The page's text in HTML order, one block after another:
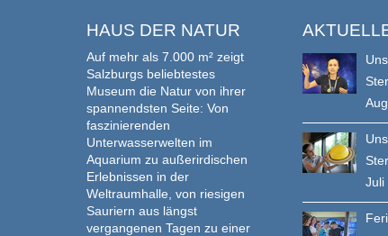
HAUS DER NATUR
Auf mehr als 7.000 m² zeigt
Salzburgs beliebtestes
Museum die Natur von ihrer
spannendsten Seite: Von
faszinierenden
Unterwasserwelten im
Aquarium zu außerirdischen
Erlebnissen in der
Weltraumhalle, von riesigen
Sauriern aus längst
vergangenen Tagen zu einer
Juli